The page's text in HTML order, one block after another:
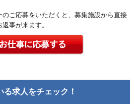
ご応募をいただくと、募集施設から直接
返事が来ます。
求人をチェック！